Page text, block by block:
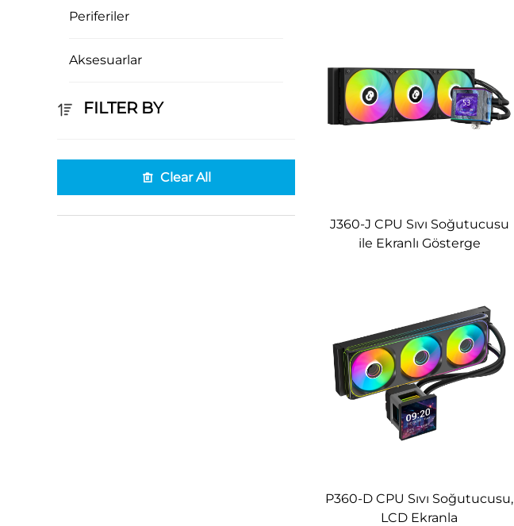
Periferiler
Aksesuarlar
FILTER BY
Clear All
J360-J CPU Sıvı Soğutucusu
ile Ekranlı Gösterge
P360-D CPU Sıvı Soğutucusu,
LCD Ekranla